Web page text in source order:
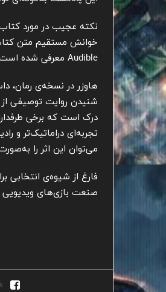
Audible معرفی شده است.
هاوزر در نسخه‌ی رمان،
شنیدن روایت توصیفی از
درک است که برخی
می‌توان این اثر را
صنعت بازی‌های ویدیویی